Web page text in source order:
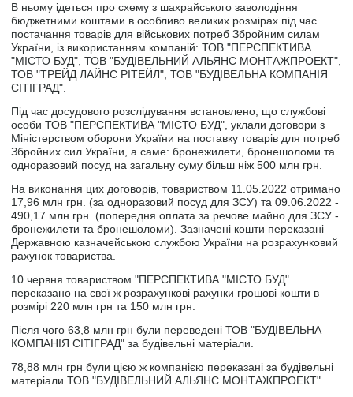
В ньому ідеться про схему з шахрайського заволодіння
бюджетними коштами в особливо великих розмірах під час
постачання товарів для військових потреб Збройним силам
України, із використанням компаній: ТОВ "ПЕРСПЕКТИВА
"МІСТО БУД", ТОВ "БУДІВЕЛЬНИЙ АЛЬЯНС МОНТАЖПРОЕКТ",
ТОВ "ТРЕЙД ЛАЙНС РІТЕЙЛ", ТОВ "БУДІВЕЛЬНА КОМПАНІЯ
СІТІГРАД".
Під час досудового розслідування встановлено, що службові
особи ТОВ "ПЕРСПЕКТИВА "МІСТО БУД", уклали договори з
Міністерством оборони України на поставку товарів для потреб
Збройних сил України, а саме: бронежилети, бронешоломи та
одноразовий посуд на загальну суму більш ніж 500 млн грн.
На виконання цих договорів, товариством 11.05.2022 отримано
17,96 млн грн. (за одноразовий посуд для ЗСУ) та 09.06.2022 -
490,17 млн грн. (попередня оплата за речове майно для ЗСУ -
бронежилети та бронешоломи). Зазначені кошти переказані
Державною казначейською службою України на розрахунковий
рахунок товариства.
10 червня товариством "ПЕРСПЕКТИВА "МІСТО БУД"
переказано на свої ж розрахункові рахунки грошові кошти в
розмірі 220 млн грн та 150 млн грн.
Після чого 63,8 млн грн були переведені ТОВ "БУДІВЕЛЬНА
КОМПАНІЯ СІТІГРАД" за будівельні матеріали.
78,88 млн грн були цією ж компанією переказані за будівельні
матеріали ТОВ "БУДІВЕЛЬНИЙ АЛЬЯНС МОНТАЖПРОЕКТ".